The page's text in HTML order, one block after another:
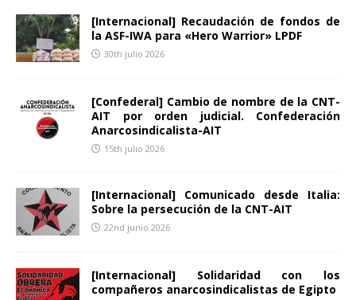
[Internacional] Recaudación de fondos de
la ASF-IWA para «Hero Warrior» LPDF
30th julio 2026
[Confederal] Cambio de nombre de la CNT-
AIT por orden judicial. Confederación
Anarcosindicalista-AIT
15th julio 2026
[Internacional] Comunicado desde Italia:
Sobre la persecución de la CNT-AIT
22nd junio 2026
[Internacional] Solidaridad con los
compañeros anarcosindicalistas de Egipto